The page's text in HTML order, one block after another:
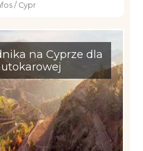
/ Cypr
na Cyprze dla